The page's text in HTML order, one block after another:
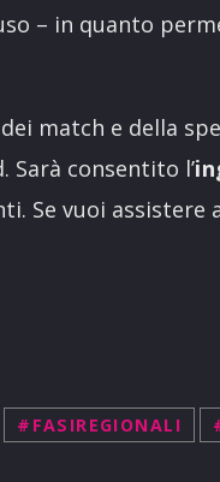
– in quanto
match e della
consentito l’
Se vuoi assistere
#FASIREGIONALI